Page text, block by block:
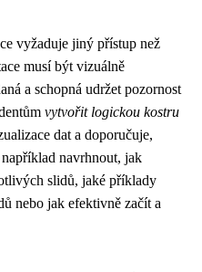
vyžaduje jiný přístup než
musí být vizuálně
a schopná udržet pozornost
vytvořit logickou kostru
dat a doporučuje,
navrhnout, jak
slidů, jaké příklady
nebo jak efektivně začít a